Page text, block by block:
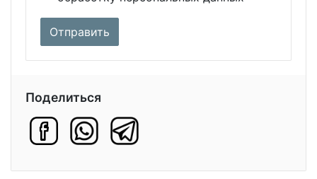
Поделиться